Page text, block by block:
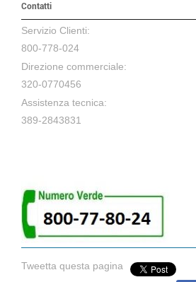
Contatti
Servizio Clienti:
800-778-024
Direzione commerciale:
320-0770456
Assistenza tecnica:
389-2843831
Tweetta questa pagina